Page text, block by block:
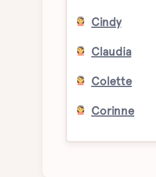
Cindy
Claudia
Colette
Corinne